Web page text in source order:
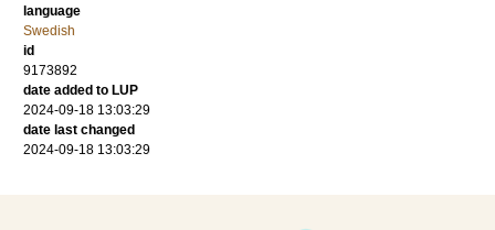
language
Swedish
id
9173892
date added to LUP
2024-09-18 13:03:29
date last changed
2024-09-18 13:03:29